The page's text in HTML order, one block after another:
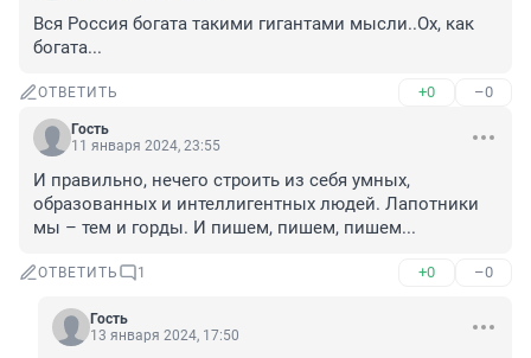
Вся Россия богата такими гигантами мысли..Ох, как
богата...
ОТВЕТИТЬ +0 –0
Гость
11 января 2024, 23:55
И правильно, нечего строить из себя умных,
образованных и интеллигентных людей. Лапотники
мы – тем и горды. И пишем, пишем, пишем...
ОТВЕТИТЬ 1 +0 –0
Гость
13 января 2024, 17:50